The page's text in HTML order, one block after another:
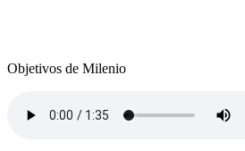
Objetivos de Milenio